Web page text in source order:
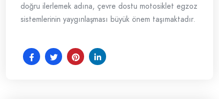
doğru ilerlemek adına, çevre dostu motosiklet egzoz
sistemlerinin yaygınlaşması büyük önem taşımaktadır.